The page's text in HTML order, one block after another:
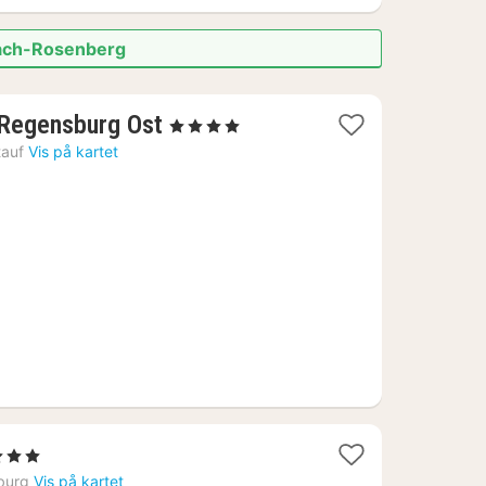
Rosenberg
Ost 1
, 4 Stjerner
Vis på kartet
Vis på kartet